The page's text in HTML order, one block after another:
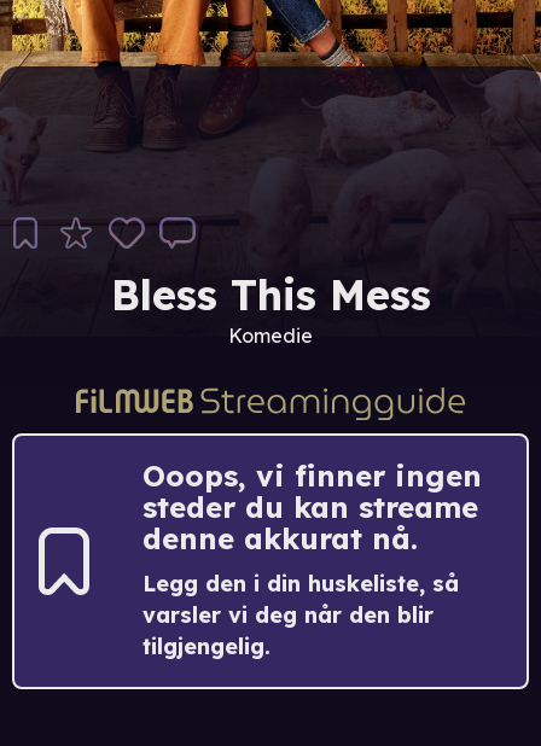
Bless This Mess
Komedie
Ooops, vi finner ingen
steder du kan streame
denne akkurat nå.
Legg den i din huskeliste, så
varsler vi deg når den blir
tilgjengelig.